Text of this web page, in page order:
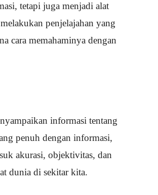
tetapi juga menjadi alat
penjelajahan yang
cara memahaminya dengan
informasi tentang
penuh dengan informasi,
akurasi, objektivitas, dan
dunia di sekitar kita.